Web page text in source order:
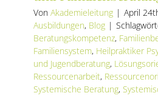
SERVICE
SUCHE
NACH:
Von Akademieleitung | April
Ausbildungen, Blog |
Beratungskompetenz,
Familiensystem, Heilpraktiker
und Jugendberatung,
Ressourcenarbeit,
Systemische Beratung,